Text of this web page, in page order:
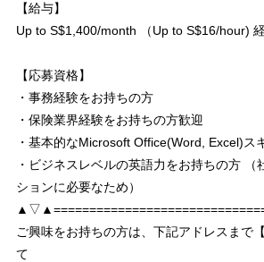
【給与】
Up to S$1,400/month （Up to S$16/hour)
【応募資格】
・事務経験をお持ちの方
・保険業界経験をお持ちの方歓迎
・基本的なMicrosoft Office(Word, Excel)ス
・ビジネスレベルの英語力をお持ちの方 （
ションに必要なため）
ご興味をお持ちの方は、下記アドレスまで
て